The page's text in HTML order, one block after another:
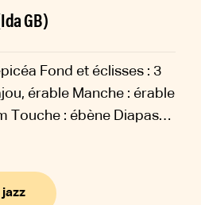
GB)
Fond et éclisses : 3
érable Manche : érable
Touche : ébène Diapason